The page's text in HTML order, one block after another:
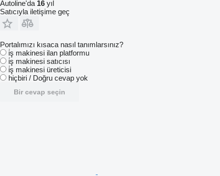
Autoline'da 16 yıl
Satıcıyla iletişime geç
Portalımızı kısaca nasıl tanımlarsınız?
i̇ş makinesi ilan platformu
i̇ş makinesi satıcısı
i̇ş makinesi üreticisi
hiçbiri / Doğru cevap yok
Bir cevap seçin